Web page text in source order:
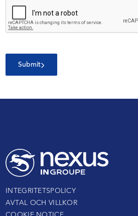
Submit
INTEGRITETSPOLICY
AVTAL OCH VILLKOR